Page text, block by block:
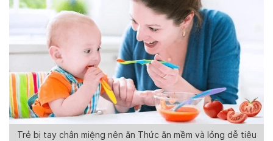
Trẻ bị tay chân miệng nên ăn Thức ăn mềm và lỏng dễ tiêu